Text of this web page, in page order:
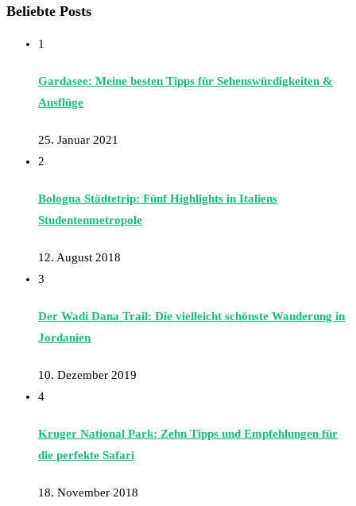
Beliebte Posts
1
Gardasee: Meine besten Tipps für Sehenswürdigkeiten &
Ausflüge
25. Januar 2021
2
Bologna Städtetrip: Fünf Highlights in Italiens
Studentenmetropole
12. August 2018
3
Der Wadi Dana Trail: Die vielleicht schönste Wanderung in
Jordanien
10. Dezember 2019
4
Kruger National Park: Zehn Tipps und Empfehlungen für
die perfekte Safari
18. November 2018